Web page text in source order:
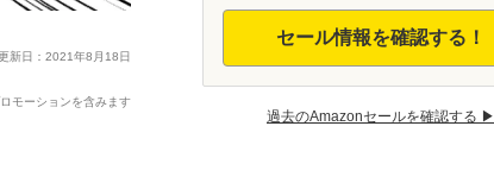
新日：2021年8月18日
モーションを含みます
セール情報を確認する！
過去のAmazonセールを確認する ▶︎